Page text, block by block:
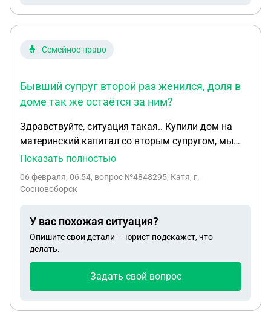
Семейное право
Бывший супруг второй раз женился, доля в
доме так же остаётся за ним?
Здравствуйте, ситуация такая.. Купили дом на
материнский капитал со вторым супругом, мы
развелись, он ушел из дома, я с детьми живу в
Бывший супруг второй раз женился, доля в доме
Показать полностью
06 февраля, 06:54, вопрос №4848295, Катя, г.
Сосновоборск
У вас похожая ситуация?
Опишите свои детали — юрист подскажет, что
делать.
Задать свой вопрос